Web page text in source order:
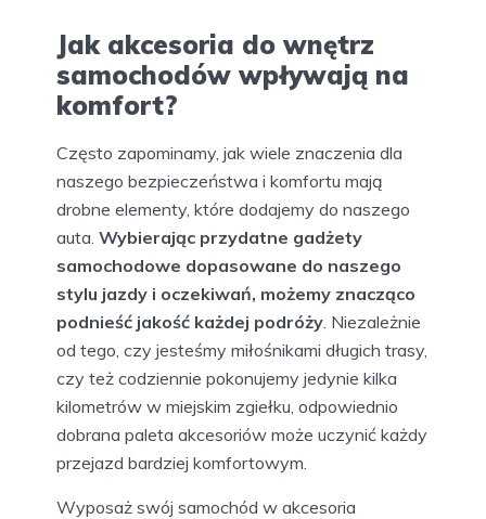
Jak akcesoria do wnętrz
samochodów wpływają na
komfort?
Często zapominamy, jak wiele znaczenia dla
naszego bezpieczeństwa i komfortu mają
drobne elementy, które dodajemy do naszego
auta. Wybierając przydatne gadżety
samochodowe dopasowane do naszego
stylu jazdy i oczekiwań, możemy znacząco
podnieść jakość każdej podróży . Niezależnie
od tego, czy jesteśmy miłośnikami długich trasy,
czy też codziennie pokonujemy jedynie kilka
kilometrów w miejskim zgiełku, odpowiednio
dobrana paleta akcesoriów może uczynić każdy
przejazd bardziej komfortowym.
Wyposaż swój samochód w akcesoria